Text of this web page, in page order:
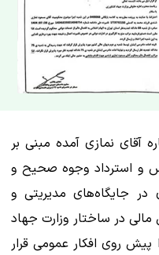
آقای نمازی آمده مبنی بر
و استرداد وجوه صحیح و
در جایگاه‌های مدیریتی و
در ساختار وزارت جهاد
روی افکار عمومی قرار